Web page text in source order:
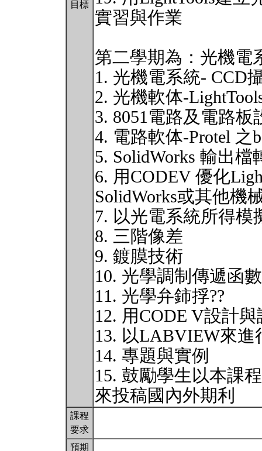
目標
實習與作業
第二學期為：光機電
1. 光機電系統- CCD
2. 光機軟体-
3. 8051電路及電路板
4. 電路軟体-Protel 之
5. SolidWorks 輸出檔
6. 用CODEV 優化
SolidWorks或其他機
7. 以光電系統所得模
8. 三階像差
9. 鍍膜技術
10. 光學調制傳遞函數
11. 光學弁鈰捊??
12. 用CODE V設計
13. 以LABVIEW來
14. 專題與實例
15. 鼓勵學生以本課
來投稿國內外期利
課程
要求
預期